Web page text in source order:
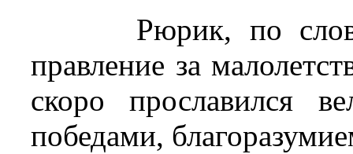
Рюрик, по
правление за
скоро прославился
победами,